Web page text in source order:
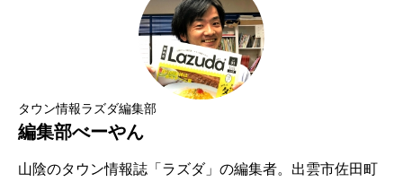
タウン情報ラズダ編集部
編集部べーやん
山陰のタウン情報誌「ラズダ」の編集者。出雲市佐田町